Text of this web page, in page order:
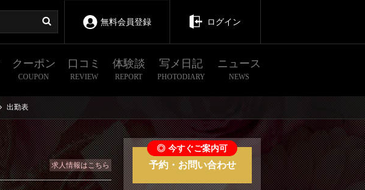
無料会員登録 ログイン
クーポン
COUPON
口コミ
REVIEW
体験談
REPORT
写メ日記
PHOTODIARY
ニュース
NEWS
出勤表
求人情報はこちら
◎ 今すぐご案内可
予約・お問い合わせ